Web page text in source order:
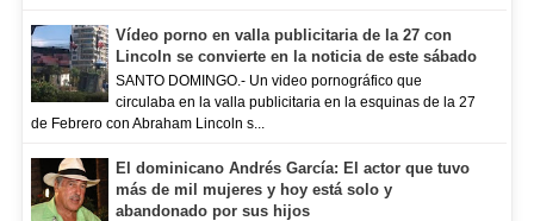
Vídeo porno en valla publicitaria de la 27 con
Lincoln se convierte en la noticia de este sábado
SANTO DOMINGO.- Un video pornográfico que
circulaba en la valla publicitaria en la esquinas de la 27
de Febrero con Abraham Lincoln s...
El dominicano Andrés García: El actor que tuvo
más de mil mujeres y hoy está solo y
abandonado por sus hijos